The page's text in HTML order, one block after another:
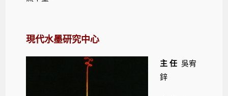
現代水墨研究中心
主 任 吳宥
鋅